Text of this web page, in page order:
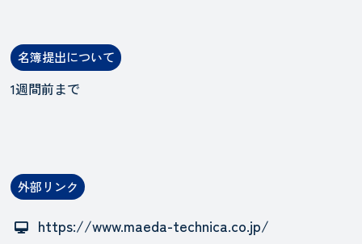
名簿提出について
1週間前まで
外部リンク
https://www.maeda-technica.co.jp/